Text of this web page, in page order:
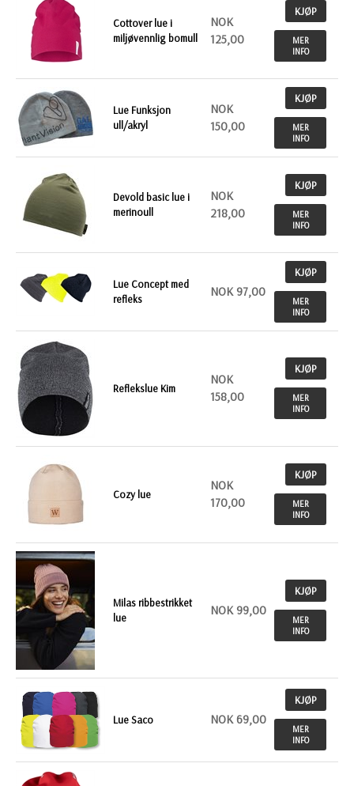
Cottover lue i
miljøvennlig bomull
NOK
125,00
KJØP
MER
INFO
Lue Funksjon
ull/akryl
NOK
150,00
KJØP
MER
INFO
Devold basic lue i
merinoull
NOK
218,00
KJØP
MER
INFO
Lue Concept med
refleks
NOK 97,00
KJØP
MER
INFO
Reflekslue Kim
NOK
158,00
KJØP
MER
INFO
Cozy lue
NOK
170,00
KJØP
MER
INFO
Milas ribbestrikket
lue
NOK 99,00
KJØP
MER
INFO
Lue Saco NOK 69,00
KJØP
MER
INFO